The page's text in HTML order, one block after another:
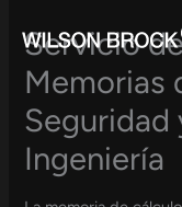
content
Servicio
Memorias
Seguridad
Ingeniería